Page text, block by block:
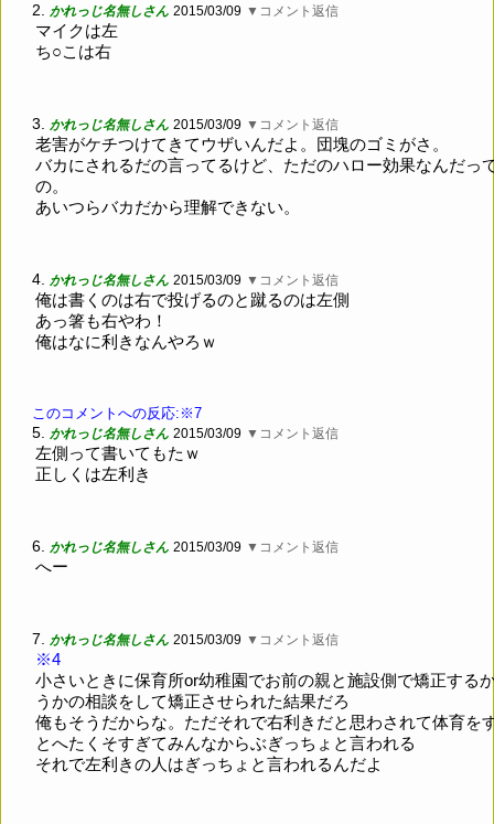
2. かれっじ名無しさん 2015/03/09 ▼コメント返信
マイクは左
ち○こは右
3. かれっじ名無しさん 2015/03/09 ▼コメント返信
老害がケチつけてきてウザいんだよ。団塊のゴミがさ。
バカにされるだの言ってるけど、ただのハロー効果なんだっ
の。
あいつらバカだから理解できない。
4. かれっじ名無しさん 2015/03/09 ▼コメント返信
俺は書くのは右で投げるのと蹴るのは左側
あっ箸も右やわ！
俺はなに利きなんやろｗ
このコメントへの反応:※7
5. かれっじ名無しさん 2015/03/09 ▼コメント返信
左側って書いてもたｗ
正しくは左利き
6. かれっじ名無しさん 2015/03/09 ▼コメント返信
へー
7. かれっじ名無しさん 2015/03/09 ▼コメント返信
※4
小さいときに保育所or幼稚園でお前の親と施設側で矯正する
うかの相談をして矯正させられた結果だろ
俺もそうだからな。ただそれで右利きだと思わされて体育を
とへたくそすぎてみんなからぶぎっちょと言われる
それで左利きの人はぎっちょと言われるんだよ